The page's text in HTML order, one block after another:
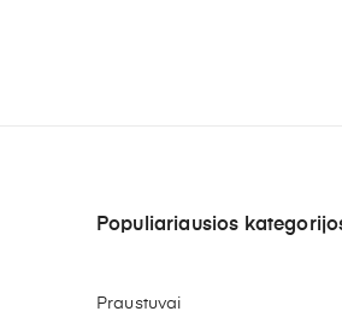
Populiariausios
Praustuvai